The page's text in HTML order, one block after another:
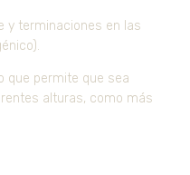
y terminaciones en las
que permite que sea
alturas, como más